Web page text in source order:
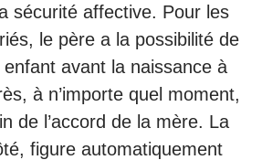
sécurité affective. Pour les
le père a la possibilité de
avant la naissance à
à n’importe quel moment,
de l’accord de la mère. La
figure automatiquement